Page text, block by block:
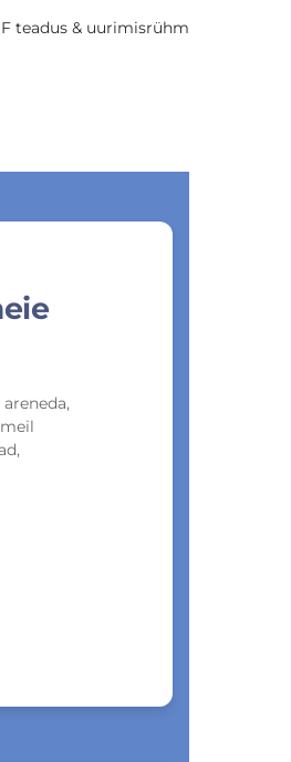
teadus & uurimisrühm